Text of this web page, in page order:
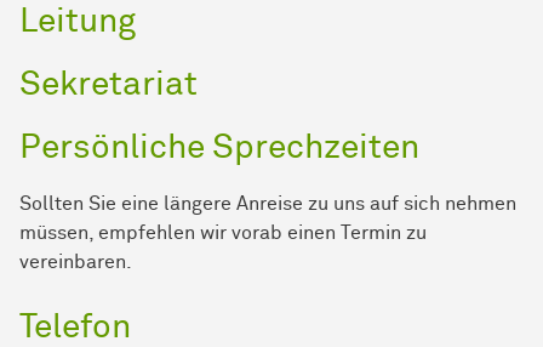
Leitung
Sekretariat
Persönliche Sprechzeiten
Sollten Sie eine längere Anreise zu uns auf sich nehmen
müssen, empfehlen wir vorab einen Termin zu
vereinbaren.
Telefon